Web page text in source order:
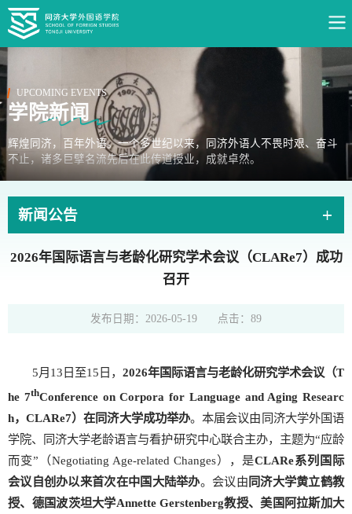
UPCOMING EVENTS
学院新闻
辉煌同济，百年外语。一个多世纪以来，同济外语人不畏时艰、奋斗
不止，诸多巨擘名流先后在此传道授业，成就卓然。
新闻公告
2026年国际语言与老龄化研究学术会议（CLARe7）成功
召开
发布日期：2026-05-19 点击： 89
5月13日至15日， 2026年国际语言与老龄化研究学术会议（T
he 7thConference on Corpora for Language and Aging Researc
h，CLARe7）在同济大学成功举办。本届会议由同济大学外国语
学院、同济大学老龄语言与看护研究中心联合主办，主题为“应龄
而变”（Negotiating Age-related Changes），是CLARe系列国际
会议自创办以来首次在中国大陆举办。会议由 同济大学黄立鹤教
授、德国波茨坦大学Annette Gerstenberg教授、美国阿拉斯加大